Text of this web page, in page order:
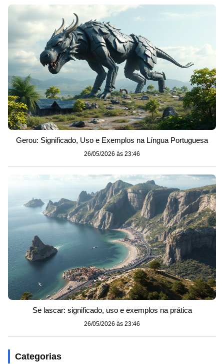
Gerou: Significado, Uso e Exemplos na Língua Portuguesa
26/05/2026 às 23:46
Se lascar: significado, uso e exemplos na prática
26/05/2026 às 23:46
Categorias